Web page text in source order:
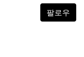
팔로우